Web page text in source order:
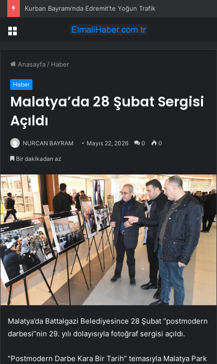
Kurban Bayramı’nda Edremit’te Yoğun Trafik
Menü
Anasayfa / Haber
Haber
Malatya’da 28 Şubat Sergisi
Açıldı
NURCAN BAYRAM Mayıs 22, 2026 0 0
Bir dakikadan az
Malatya’da Battalgazi Belediyesince 28 Şubat “postmodern
darbesi”nin 29. yılı dolayısıyla fotoğraf sergisi açıldı.
“Postmodern Darbe Kara Bir Tarih” temasıyla Malatya Park